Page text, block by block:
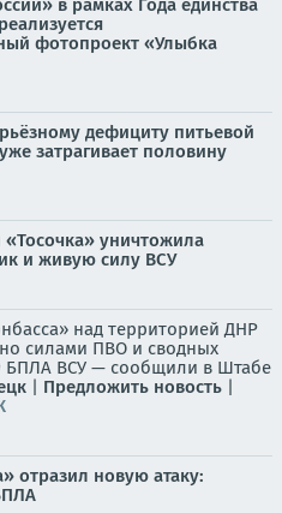
в рамках Года единства
фотопроект «Улыбка
дефициту питьевой
затрагивает половину
«Тосочка» уничтожила
и живую силу ВСУ
над территорией ДНР
силами ПВО и сводных
БПЛА ВСУ — сообщили в Штабе
| Предложить новость |
отразил новую атаку: